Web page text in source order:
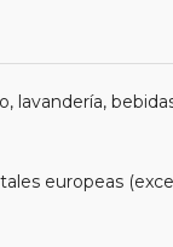
lavandería,
europeas